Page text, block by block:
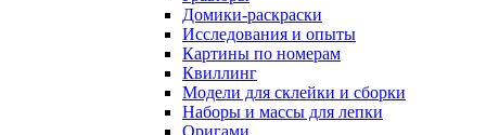
Домики-раскраски
Исследования и опыты
Картины по номерам
Квиллинг
Модели для склейки и сборки
Наборы и массы для лепки
Оригами